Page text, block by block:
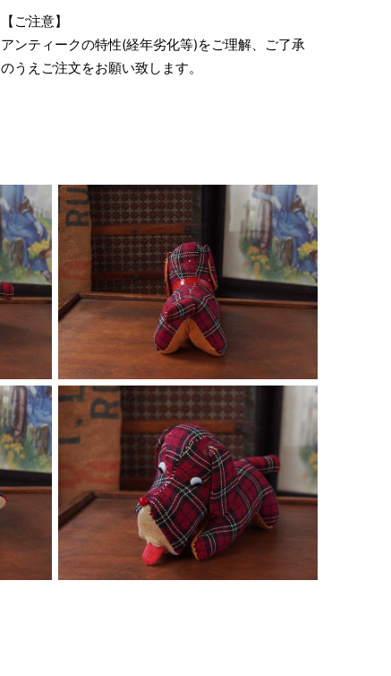
【ご注意】
アンティークの特性(経年劣化等)をご理解、ご了承
のうえご注文をお願い致します。